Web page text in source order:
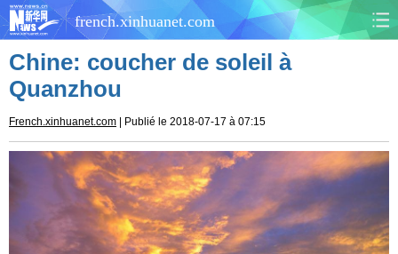
french.xinhuanet.com
CHINE MONDE
CULTURE SOCIÉTÉ
SANTÉ SPORTS
SCI&TECH PLANÈTE
Chine: coucher de soleil à
Quanzhou
French.xinhuanet.com | Publié le 2018-07-17 à 07:15